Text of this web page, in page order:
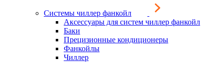
Системы чиллер фанкойл
Аксессуары для систем чиллер фанкойл
Баки
Прецизионные кондиционеры
Фанкойлы
Чиллер